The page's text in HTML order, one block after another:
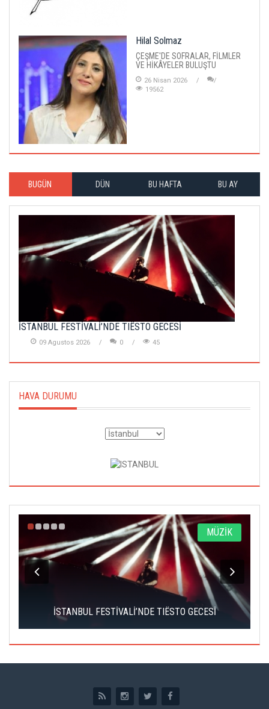
Hilal Solmaz
ÇEŞME'DE SOFRALAR, FİLMLER
VE HİKÂYELER BULUŞTU
26 Nisan 2026
19562
BUGÜN DÜN BU HAFTA BU AY
İSTANBUL FESTİVALİ’NDE TIËSTO GECESİ
09 Agustos 2026 0 45
HAVA DURUMU
MÜZİK
İSTANBUL FESTİVALİ’NDE TIËSTO GECESİ